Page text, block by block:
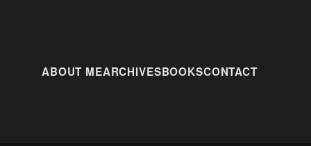
ABOUT MEARCHIVESBOOKSCONTACT